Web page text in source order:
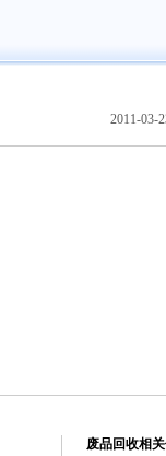
2011-03-
废品回收相